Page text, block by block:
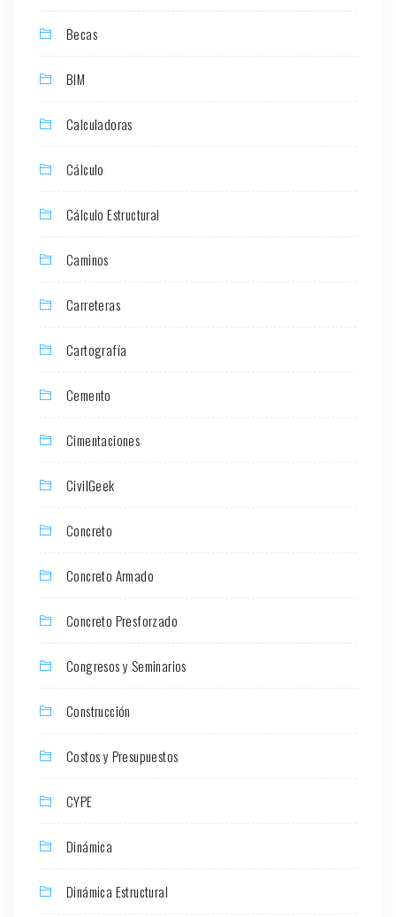
Becas
BIM
Calculadoras
Cálculo
Cálculo Estructural
Caminos
Carreteras
Cartografía
Cemento
Cimentaciones
CivilGeek
Concreto
Concreto Armado
Concreto Presforzado
Congresos y Seminarios
Construcción
Costos y Presupuestos
CYPE
Dinámica
Dinámica Estructural